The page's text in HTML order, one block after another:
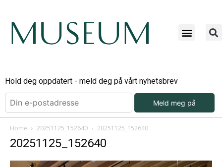
Hold deg oppdatert - meld deg på vårt nyhetsbrev
Meld meg på
Home 20251125_152640 20251125_152640
20251125_152640